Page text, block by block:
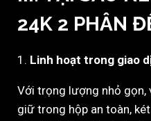
24K 2 PHÂN
1. Linh hoạt trong giao
Với trọng lượng nhỏ gọn,
giữ trong hộp an toàn,